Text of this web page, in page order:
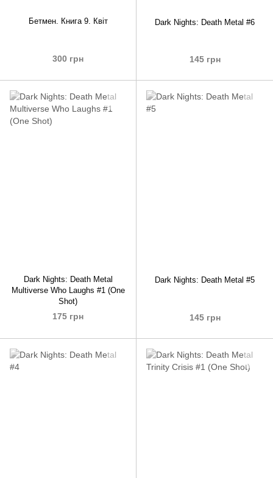
Бетмен. Книга 9. Квіт
300 грн
Dark Nights: Death Metal #6
145 грн
Dark Nights: Death Metal
Multiverse Who Laughs #1 (One
Shot)
175 грн
Dark Nights: Death Metal #5
145 грн